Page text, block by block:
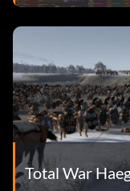
Total War